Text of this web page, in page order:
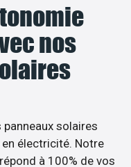
nos
solaires
électricité. Notre
à 100% de vos